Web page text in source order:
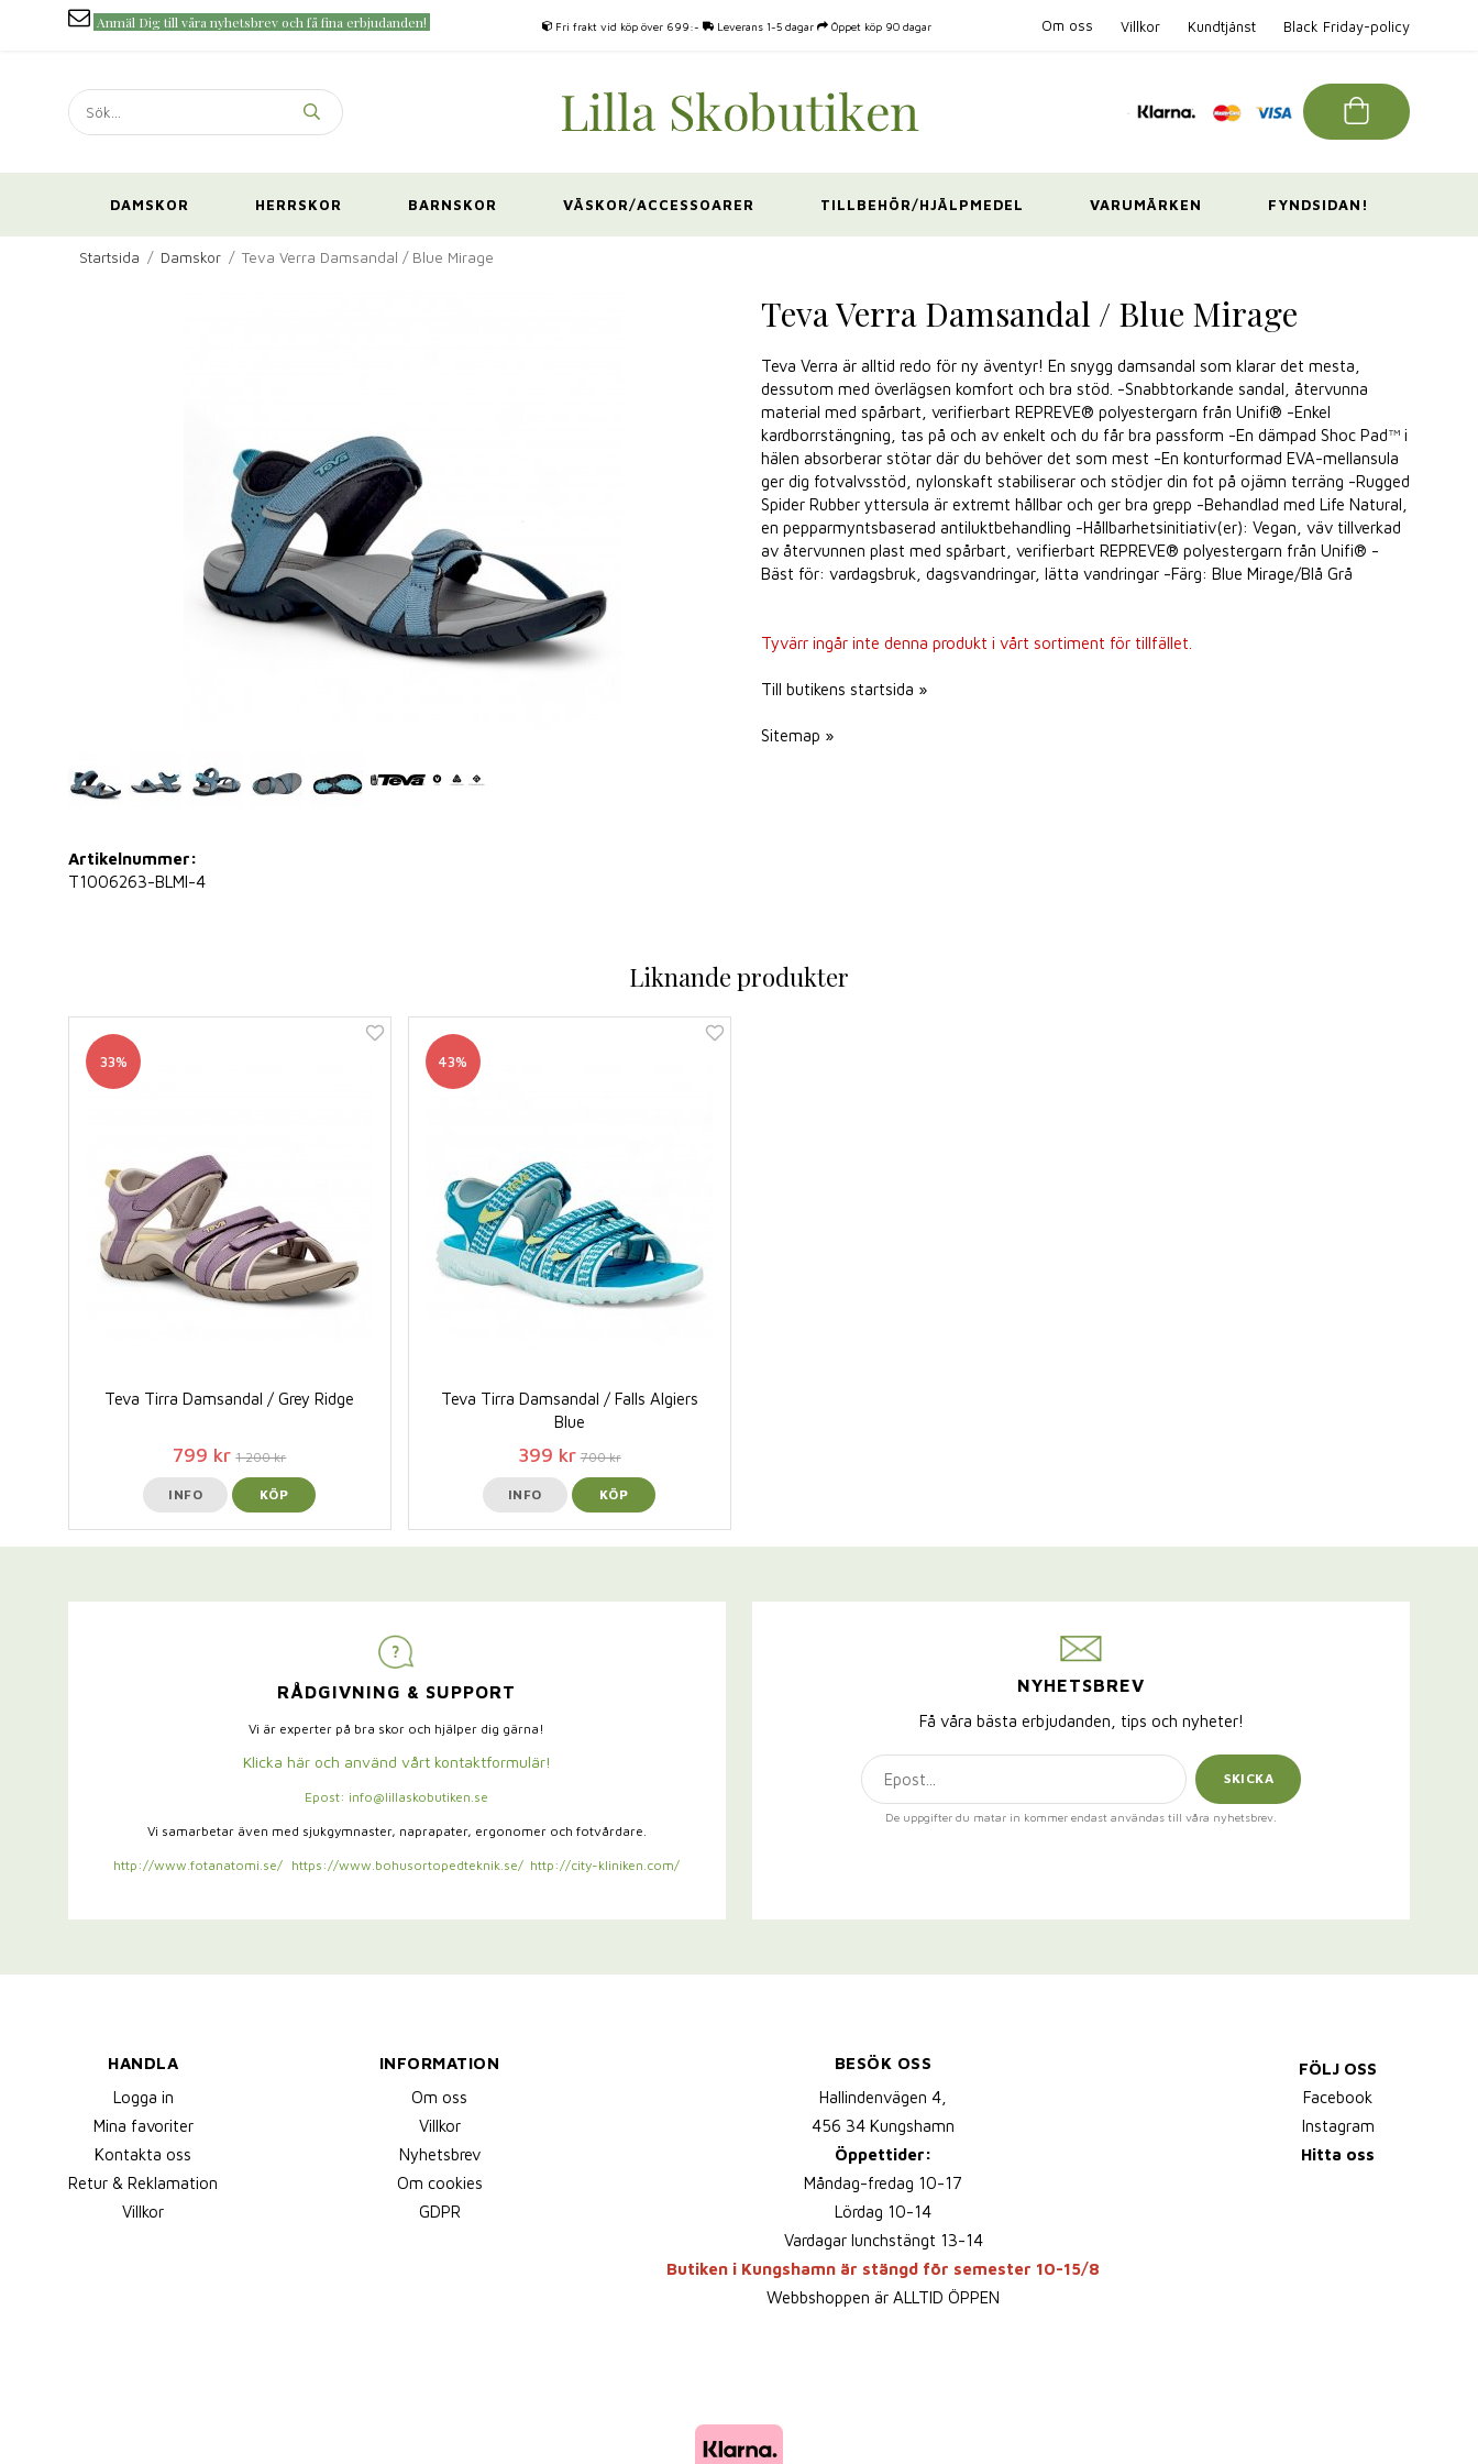
Anmäl Dig till våra nyhetsbrev och få fina erbjudanden! Fri frakt vid köp över 699:- Leverans 1-5 dagar Öppet köp 90 dagar Om oss Villkor Kundtjänst Black Friday-policy
DAMSKOR HERRSKOR BARNSKOR VÄSKOR/ACCESSOARER TILLBEHÖR/HJÄLPMEDEL VARUMÄRKEN FYNDSIDAN!
Startsida / Damskor / Teva Verra Damsandal / Blue Mirage
Teva Verra Damsandal / Blue Mirage
Teva Verra är alltid redo för ny äventyr! En snygg damsandal som klarar det mesta,
dessutom med överlägsen komfort och bra stöd. -Snabbtorkande sandal, återvunna
material med spårbart, verifierbart REPREVE® polyestergarn från Unifi® -Enkel
kardborrstängning, tas på och av enkelt och du får bra passform -En dämpad Shoc Pad™ i
hälen absorberar stötar där du behöver det som mest -En konturformad EVA-mellansula
ger dig fotvalvsstöd, nylonskaft stabiliserar och stödjer din fot på ojämn terräng -Rugged
Spider Rubber yttersula är extremt hållbar och ger bra grepp -Behandlad med Life Natural,
en pepparmyntsbaserad antiluktbehandling -Hållbarhetsinitiativ(er): Vegan, väv tillverkad
av återvunnen plast med spårbart, verifierbart REPREVE® polyestergarn från Unifi® -
Bäst för: vardagsbruk, dagsvandringar, lätta vandringar -Färg: Blue Mirage/Blå Grå
Tyvärr ingår inte denna produkt i vårt sortiment för tillfället.
Till butikens startsida »
Sitemap »
Artikelnummer:
T1006263-BLMI-4
Liknande produkter
33%
Teva Tirra Damsandal / Grey Ridge
799 kr 1 200 kr
INFO KÖP
43%
Teva Tirra Damsandal / Falls Algiers
Blue
399 kr 700 kr
INFO KÖP
RÅDGIVNING & SUPPORT
Vi är experter på bra skor och hjälper dig gärna!
Klicka här och använd vårt kontaktformulär!
Epost: info@lillaskobutiken.se
Vi samarbetar även med sjukgymnaster, naprapater, ergonomer och fotvårdare.
http://www.fotanatomi.se/ https://www.bohusortopedteknik.se/ http://city-kliniken.com/
NYHETSBREV
Få våra bästa erbjudanden, tips och nyheter!
SKICKA
De uppgifter du matar in kommer endast användas till våra nyhetsbrev.
HANDLA
Logga in
Mina favoriter
Kontakta oss
Retur & Reklamation
Villkor
INFORMATION
Om oss
Villkor
Nyhetsbrev
Om cookies
GDPR
BESÖK OSS
Hallindenvägen 4,
456 34 Kungshamn
Öppettider:
Måndag-fredag 10-17
Lördag 10-14
Vardagar lunchstängt 13-14
Butiken i Kungshamn är stängd för semester 10-15/8
Webbshoppen är ALLTID ÖPPEN
FÖLJ OSS
Facebook
Instagram
Hitta oss